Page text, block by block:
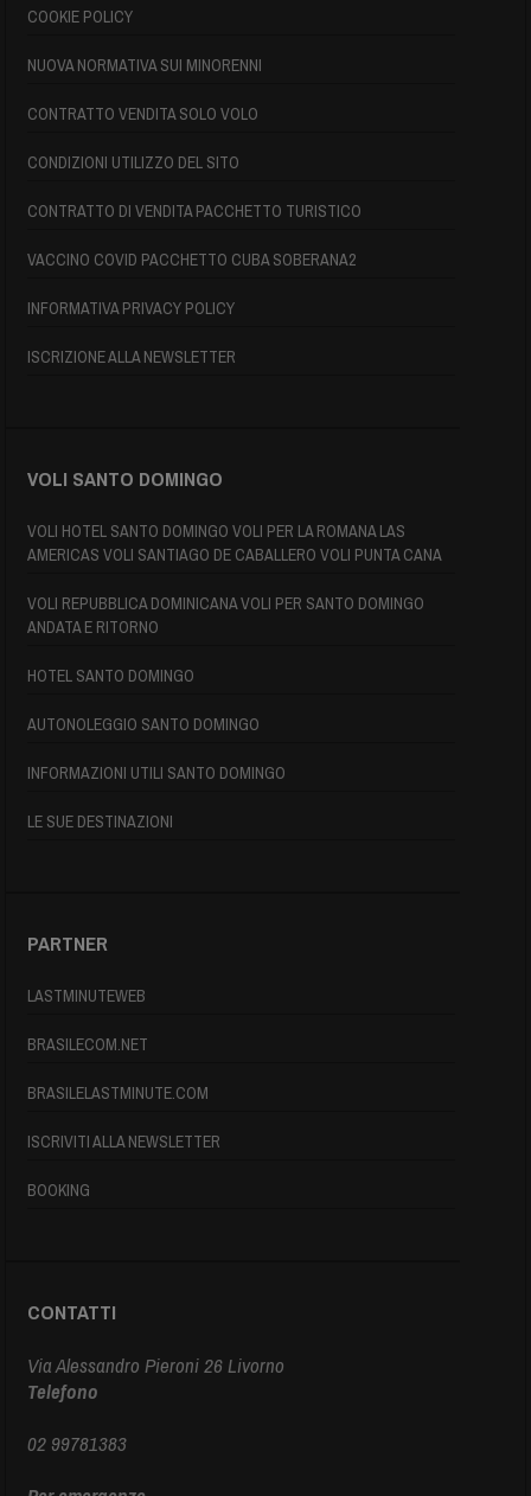
COOKIE POLICY
NUOVA NORMATIVA SUI MINORENNI
CONTRATTO VENDITA SOLO VOLO
CONDIZIONI UTILIZZO DEL SITO
CONTRATTO DI VENDITA PACCHETTO TURISTICO
VACCINO COVID PACCHETTO CUBA SOBERANA2
INFORMATIVA PRIVACY POLICY
ISCRIZIONE ALLA NEWSLETTER
VOLI SANTO DOMINGO
VOLI HOTEL SANTO DOMINGO VOLI PER LA ROMANA LAS
AMERICAS VOLI SANTIAGO DE CABALLERO VOLI PUNTA CANA
VOLI REPUBBLICA DOMINICANA VOLI PER SANTO DOMINGO
ANDATA E RITORNO
HOTEL SANTO DOMINGO
AUTONOLEGGIO SANTO DOMINGO
INFORMAZIONI UTILI SANTO DOMINGO
LE SUE DESTINAZIONI
PARTNER
LASTMINUTEWEB
BRASILECOM.NET
BRASILELASTMINUTE.COM
ISCRIVITI ALLA NEWSLETTER
BOOKING
CONTATTI
Via Alessandro Pieroni 26 Livorno
Telefono
02 99781383